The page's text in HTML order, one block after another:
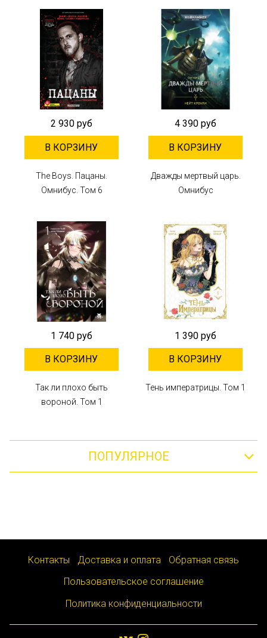
2 930 руб
В КОРЗИНУ
The Boys. Пацаны.
Омнибус. Том 6
4 390 руб
В КОРЗИНУ
Дважды мертвый царь.
Омнибус
1 740 руб
В КОРЗИНУ
Так ли плохо быть
вороной. Том 1
1 390 руб
В КОРЗИНУ
Тень императрицы. Том 1
ПОПУЛЯРНОЕ
Контакты Доставка и оплата
Обратная связь
Пользовательское соглашение
Политика конфиденциальности